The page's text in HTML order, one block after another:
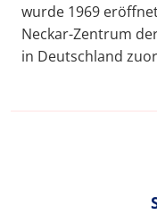
wurde 1969
Neckar-Zentrum
in Deutschland